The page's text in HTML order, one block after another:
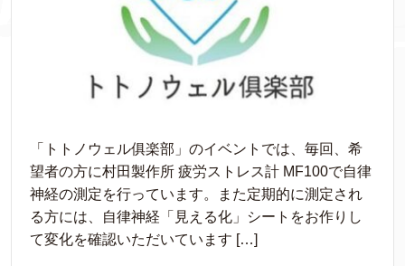
「トトノウェル俱楽部」のイベントでは、毎回、希
望者の方に村田製作所 疲労ストレス計 MF100で自律
神経の測定を行っています。また定期的に測定され
る方には、自律神経「見える化」シートをお作りし
て変化を確認いただいています […]